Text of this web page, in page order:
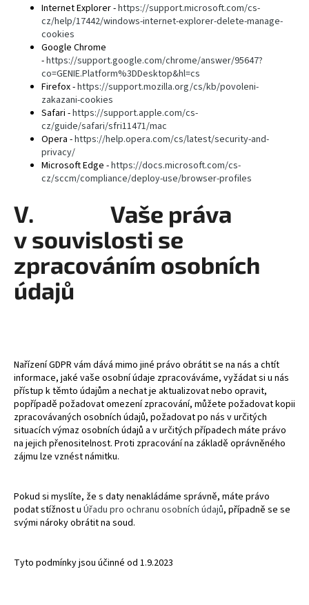
Internet Explorer -https://support.microsoft.com/cs-
cz/help/17442/windows-internet-explorer-delete-manage-
cookies
Google Chrome
-https://support.google.com/chrome/answer/95647?
co=GENIE.Platform%3DDesktop&hl=cs
Firefox -https://support.mozilla.org/cs/kb/povoleni-
zakazani-cookies
Safari -https://support.apple.com/cs-
cz/guide/safari/sfri11471/mac
Opera -https://help.opera.com/cs/latest/security-and-
privacy/
Microsoft Edge -https://docs.microsoft.com/cs-
cz/sccm/compliance/deploy-use/browser-profiles
V. Vaše práva
v souvislosti se
zpracováním osobních
údajů
Nařízení GDPR vám dává mimo jiné právo obrátit se na nás a chtít
informace, jaké vaše osobní údaje zpracováváme, vyžádat si u nás
přístup k těmto údajům a nechat je aktualizovat nebo opravit,
popřípadě požadovat omezení zpracování, můžete požadovat kopii
zpracovávaných osobních údajů, požadovat po nás v určitých
situacích výmaz osobních údajů a v určitých případech máte právo
na jejich přenositelnost. Proti zpracování na základě oprávněného
zájmu lze vznést námitku.
Pokud si myslíte, že s daty nenakládáme správně, máte právo
podat stížnost u Úřadu pro ochranu osobních údajů, případně se se
svými nároky obrátit na soud.
Tyto podmínky jsou účinné od 1.9.2023